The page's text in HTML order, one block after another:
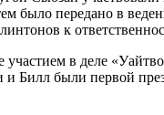
было передано в
к
в деле
Билл были первой